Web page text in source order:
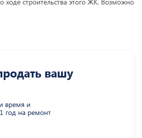
вашу
время и
год на ремонт